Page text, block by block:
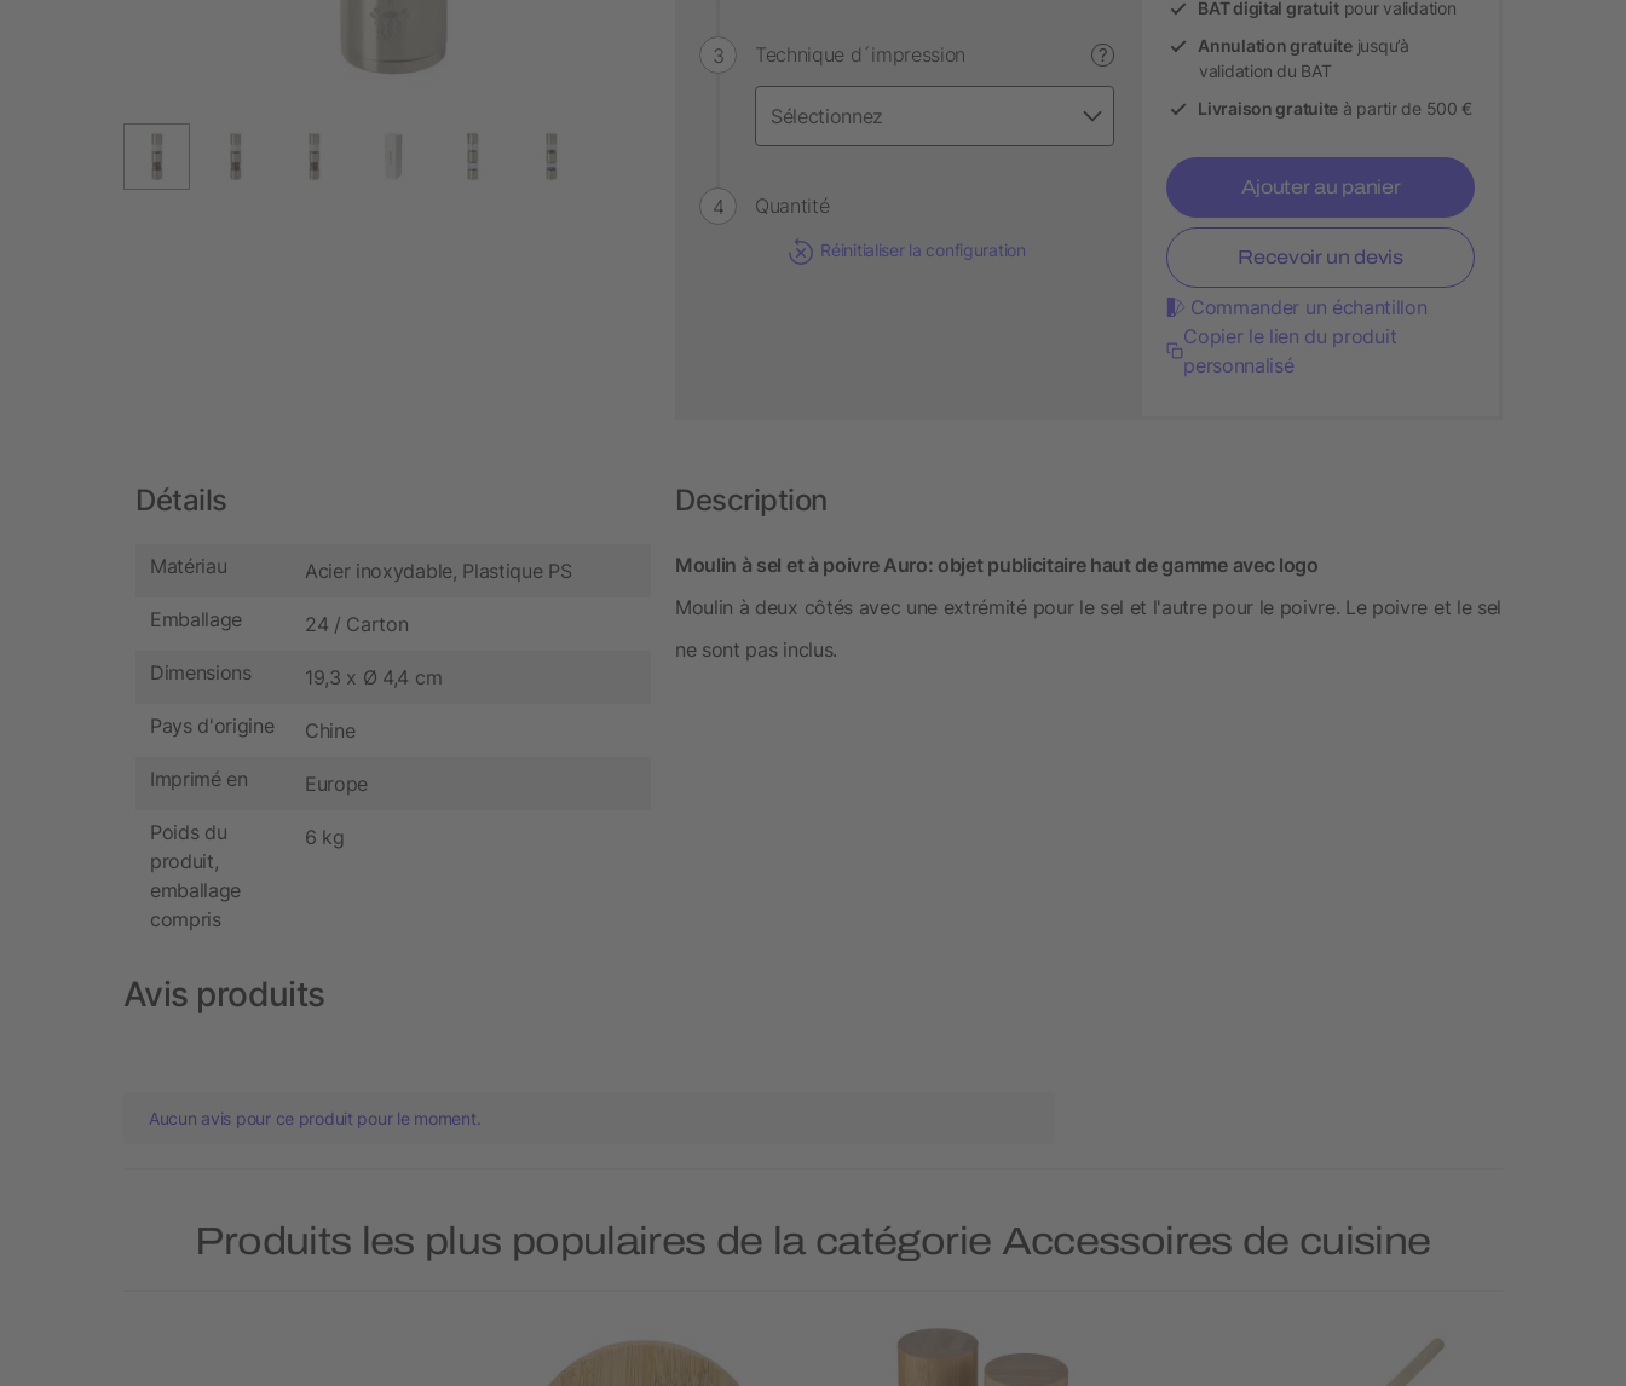
Technique d´impression ?
Quantité
Réinitialiser la configuration
BAT digital gratuitpour validation
Annulation gratuitejusqu’à
validation du BAT
Livraison gratuite à partir de 500 €
Ajouter au panier
Recevoir un devis
Commander un échantillon
Copier le lien du produit
personnalisé
Détails
Matériau Acier inoxydable, Plastique PS
Emballage 24 / Carton
Dimensions 19,3 x Ø 4,4 cm
Pays d'origine Chine
Imprimé en Europe
Poids du
produit,
emballage
compris
6 kg
Description
Moulin à sel et à poivre Auro: objet publicitaire haut de gamme avec logo
Moulin à deux côtés avec une extrémité pour le sel et l'autre pour le poivre. Le poivre et le sel
ne sont pas inclus.
Avis produits
Aucun avis pour ce produit pour le moment.
Produits les plus populaires de la catégorie Accessoires de cuisine